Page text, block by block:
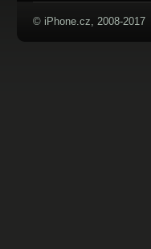
© iPhone.cz, 2008-2017